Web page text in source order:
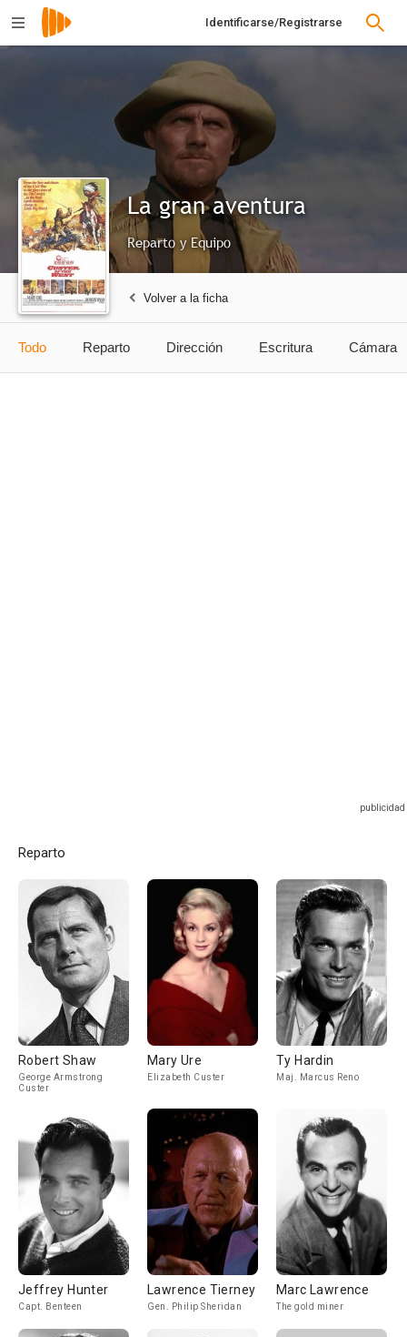
Identificarse/Registrarse
La gran aventura
Reparto y Equipo
Volver a la ficha
Todo Reparto Dirección Escritura Cámara
Reparto
Robert Shaw
George Armstrong
Custer
Mary Ure
Elizabeth Custer
Ty Hardin
Maj. Marcus Reno
Jeffrey Hunter
Capt. Benteen
Lawrence Tierney
Gen. Philip Sheridan
Marc Lawrence
The gold miner